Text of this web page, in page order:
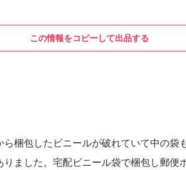
この情報をコピーして出品する
ら梱包したビニールが破れていて中の袋
りました。宅配ビニール袋で梱包し郵便